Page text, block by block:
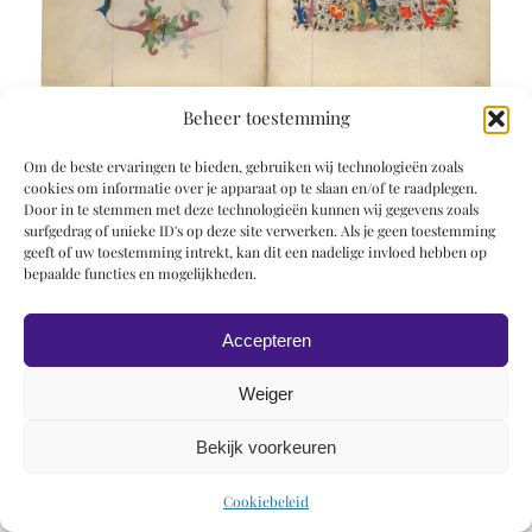
Beheer toestemming
Om de beste ervaringen te bieden, gebruiken wij technologieën zoals
cookies om informatie over je apparaat op te slaan en/of te raadplegen.
Door in te stemmen met deze technologieën kunnen wij gegevens zoals
surfgedrag of unieke ID's op deze site verwerken. Als je geen toestemming
geeft of uw toestemming intrekt, kan dit een nadelige invloed hebben op
bepaalde functies en mogelijkheden.
Accepteren
Weiger
Bekijk voorkeuren
Cookiebeleid
© 2019 Roel Wiechers | Powered byROCK Design